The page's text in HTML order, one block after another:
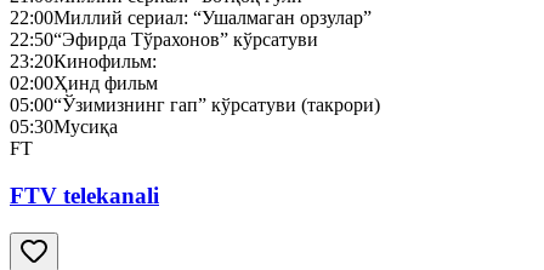
22:00Миллий сериал: “Ушалмаган орзулар”
22:50“Эфирда Тўрахонов” кўрсатуви
23:20Кинофильм:
02:00Ҳинд фильм
05:00“Ўзимизнинг гап” кўрсатуви (такрори)
05:30Мусиқа
FT
FTV telekanali